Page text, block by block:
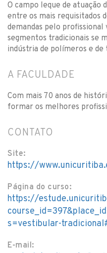
O campo leque de atuação
entre os mais requisitados
demandas pelo
segmentos tradicionais se
indústria de polímeros e
A FACULDADE
Com mais 70 anos de
formar os melhores
CONTATO
Site:
https://
Página do curso:
https://
s=vestibular-
E-mail: